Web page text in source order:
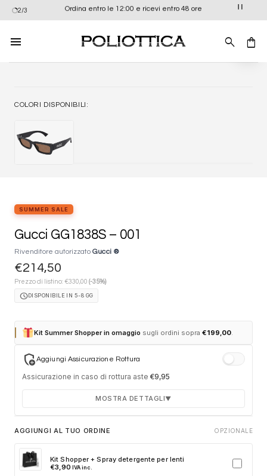
Salta
ai
contenuti
2/3 Ordina entro le 12:00 e ricevi entro 48 ore
COLORI DISPONIBILI:
SUMMER SALE
Gucci GG1838S – 001
Rivenditore autorizzato Gucci ®
€214,50
Prezzo di listino: €330,00 (-35%)
scheduleDISPONIBILE IN 5-8 GG
Kit Summer Shopper in omaggio sugli ordini sopra€199,00
add_moderatorAggiungi Assicurazione Rottura
Assicurazione in caso di rottura aste €9,95
MOSTRA DETTAGLI▼
Durata 12 mesi dalla consegna dell'ordine
accidentale
Ricambi originali e certificati del produttore
AGGIUNGI AL TUO ORDINE OPZIONALE
Kit Shopper + Spray detergente per lenti
€3,90 IVA inc.